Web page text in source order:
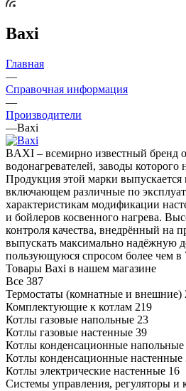
Baxi
Главная
—
Справочная информация
—
Производители
—Baxi
BAXI – всемирно известный бренд
водонагревателей, заводы которого
Продукция этой марки
включающем различные по
характеристикам модификации
и бойлеров косвенного нагрева.
контроля качества, внедрённый на
выпускать максимально надёжную
пользующуюся спросом более чем в
Товары Baxi в нашем магазине
Все 387
Термостаты (комнатные и внешние)
Комплектующие к котлам 219
Котлы газовые напольные 23
Котлы газовые настенные 39
Котлы конденсационные напольные
Котлы конденсационные настенные
Котлы электрические настенные 16
Системы управления, регуляторы и